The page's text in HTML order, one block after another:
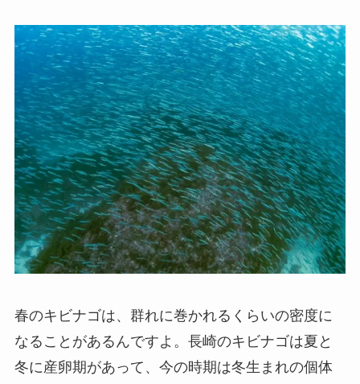
春のキビナゴは、群れに巻かれるくらいの密度に
なることがあるんですよ。長崎のキビナゴは夏と
冬に産卵期があって、今の時期は冬生まれの個体